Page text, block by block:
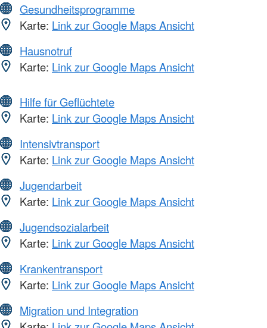
Gesundheitsprogramme
Karte: Link zur Google Maps Ansicht
Hausnotruf
Karte: Link zur Google Maps Ansicht
Hilfe für Geflüchtete
Karte: Link zur Google Maps Ansicht
Intensivtransport
Karte: Link zur Google Maps Ansicht
Jugendarbeit
Karte: Link zur Google Maps Ansicht
Jugendsozialarbeit
Karte: Link zur Google Maps Ansicht
Krankentransport
Karte: Link zur Google Maps Ansicht
Migration und Integration